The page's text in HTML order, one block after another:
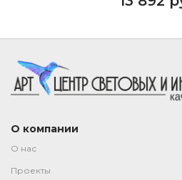
О компании
О нас
Проекты